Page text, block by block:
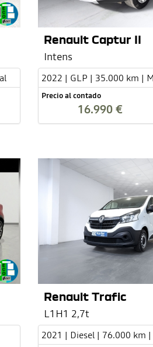
Renault Captur II
Intens
2022 | GLP | 35.000 km |
Precio al contado
16.990 €
Renault Trafic
L1H1 2,7t
2021 | Diesel | 76.000 km